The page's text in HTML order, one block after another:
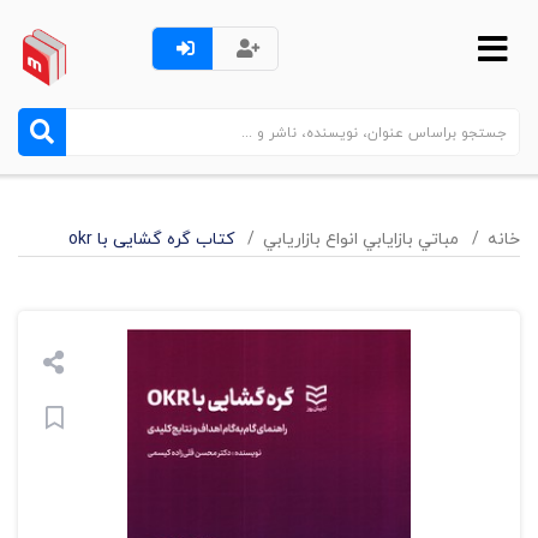
خانه مباتي بازايابي انواع بازاريابي کتاب گره گشایی با okr